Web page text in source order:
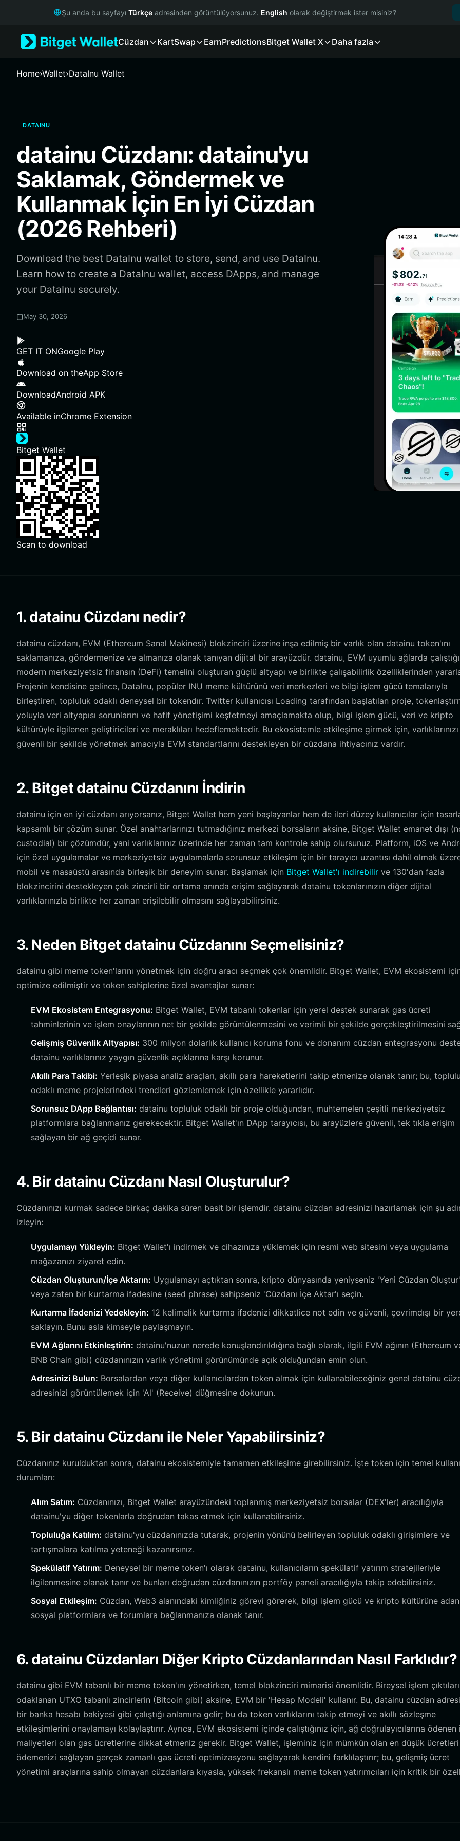
Русский
Italiano
繁體中文
Bahasa Indonesia
ภาษาไทย
Español
Português (Brasil)
Español (Argentina)
Şu anda bu sayfayı Türkçe adresinden görüntülüyorsunuz. English olarak değiştirmek ister misiniz?
Cüzdan KartSwap EarnPredictionsBitget Wallet X Daha fazla
Home›Wallet›DataInu Wallet
DATAINU
datainu Cüzdanı: datainu'yu
Saklamak, Göndermek ve
Kullanmak İçin En İyi Cüzdan
(2026 Rehberi)
Download the best DataInu wallet to store, send, and use DataInu.
Learn how to create a DataInu wallet, access DApps, and manage
your DataInu securely.
May 30, 2026
GET IT ONGoogle Play
Download on theApp Store
DownloadAndroid APK
Available inChrome Extension
Bitget Wallet
Scan to download
1. datainu Cüzdanı nedir?
datainu cüzdanı, EVM (Ethereum Sanal Makinesi) blokzinciri üzerine inşa edilmiş bir varlık olan datainu token'ını
saklamanıza, göndermenize ve almanıza olanak tanıyan dijital bir arayüzdür. datainu, EVM uyumlu ağlarda
modern merkeziyetsiz finansın (DeFi) temelini oluşturan güçlü altyapı ve birlikte çalışabilirlik özelliklerinden
Projenin kendisine gelince, DataInu, popüler INU meme kültürünü veri merkezleri ve bilgi işlem gücü temalarıyla
birleştiren, topluluk odaklı deneysel bir tokendır. Twitter kullanıcısı Loading tarafından başlatılan proje,
yoluyla veri altyapısı sorunlarını ve hafif yönetişimi keşfetmeyi amaçlamakta olup, bilgi işlem gücü, veri ve kripto
kültürüyle ilgilenen geliştiricileri ve meraklıları hedeflemektedir. Bu ekosistemle etkileşime girmek için, varlıklarınızı
güvenli bir şekilde yönetmek amacıyla EVM standartlarını destekleyen bir cüzdana ihtiyacınız vardır.
2. Bitget datainu Cüzdanını İndirin
datainu için en iyi cüzdanı arıyorsanız, Bitget Wallet hem yeni başlayanlar hem de ileri düzey kullanıcılar için
kapsamlı bir çözüm sunar. Özel anahtarlarınızı tutmadığınız merkezi borsaların aksine, Bitget Wallet emanet dışı
custodial) bir çözümdür, yani varlıklarınız üzerinde her zaman tam kontrole sahip olursunuz. Platform, iOS ve
için özel uygulamalar ve merkeziyetsiz uygulamalarla sorunsuz etkileşim için bir tarayıcı uzantısı dahil olmak
mobil ve masaüstü arasında birleşik bir deneyim sunar. Başlamak için Bitget Wallet'ı indirebilir ve 130'dan fazla
blokzincirini destekleyen çok zincirli bir ortama anında erişim sağlayarak datainu tokenlarınızın diğer dijital
varlıklarınızla birlikte her zaman erişilebilir olmasını sağlayabilirsiniz.
3. Neden Bitget datainu Cüzdanını Seçmelisiniz?
datainu gibi meme token'larını yönetmek için doğru aracı seçmek çok önemlidir. Bitget Wallet, EVM ekosistemi
optimize edilmiştir ve token sahiplerine özel avantajlar sunar:
EVM Ekosistem Entegrasyonu: Bitget Wallet, EVM tabanlı tokenlar için yerel destek sunarak gas ücreti
tahminlerinin ve işlem onaylarının net bir şekilde görüntülenmesini ve verimli bir şekilde gerçekleştirilmesini
Gelişmiş Güvenlik Altyapısı: 300 milyon dolarlık kullanıcı koruma fonu ve donanım cüzdan entegrasyonu
datainu varlıklarınız yaygın güvenlik açıklarına karşı korunur.
Akıllı Para Takibi: Yerleşik piyasa analiz araçları, akıllı para hareketlerini takip etmenize olanak tanır; bu,
odaklı meme projelerindeki trendleri gözlemlemek için özellikle yararlıdır.
Sorunsuz DApp Bağlantısı: datainu topluluk odaklı bir proje olduğundan, muhtemelen çeşitli merkeziyetsiz
platformlara bağlanmanız gerekecektir. Bitget Wallet'ın DApp tarayıcısı, bu arayüzlere güvenli, tek tıkla erişim
sağlayan bir ağ geçidi sunar.
4. Bir datainu Cüzdanı Nasıl Oluşturulur?
Cüzdanınızı kurmak sadece birkaç dakika süren basit bir işlemdir. datainu cüzdan adresinizi hazırlamak için şu
izleyin:
Uygulamayı Yükleyin: Bitget Wallet'ı indirmek ve cihazınıza yüklemek için resmi web sitesini veya uygulama
mağazanızı ziyaret edin.
Cüzdan Oluşturun/İçe Aktarın: Uygulamayı açtıktan sonra, kripto dünyasında yeniyseniz 'Yeni Cüzdan
veya zaten bir kurtarma ifadesine (seed phrase) sahipseniz 'Cüzdanı İçe Aktar'ı seçin.
Kurtarma İfadenizi Yedekleyin: 12 kelimelik kurtarma ifadenizi dikkatlice not edin ve güvenli, çevrimdışı bir
saklayın. Bunu asla kimseyle paylaşmayın.
EVM Ağlarını Etkinleştirin: datainu'nuzun nerede konuşlandırıldığına bağlı olarak, ilgili EVM ağının (Ethereum
BNB Chain gibi) cüzdanınızın varlık yönetimi görünümünde açık olduğundan emin olun.
Adresinizi Bulun: Borsalardan veya diğer kullanıcılardan token almak için kullanabileceğiniz genel datainu
adresinizi görüntülemek için 'Al' (Receive) düğmesine dokunun.
5. Bir datainu Cüzdanı ile Neler Yapabilirsiniz?
Cüzdanınız kurulduktan sonra, datainu ekosistemiyle tamamen etkileşime girebilirsiniz. İşte token için temel
durumları:
Alım Satım: Cüzdanınızı, Bitget Wallet arayüzündeki toplanmış merkeziyetsiz borsalar (DEX'ler) aracılığıyla
datainu'yu diğer tokenlarla doğrudan takas etmek için kullanabilirsiniz.
Topluluğa Katılım: datainu'yu cüzdanınızda tutarak, projenin yönünü belirleyen topluluk odaklı girişimlere ve
tartışmalara katılma yeteneği kazanırsınız.
Spekülatif Yatırım: Deneysel bir meme token'ı olarak datainu, kullanıcıların spekülatif yatırım stratejileriyle
ilgilenmesine olanak tanır ve bunları doğrudan cüzdanınızın portföy paneli aracılığıyla takip edebilirsiniz.
Sosyal Etkileşim: Cüzdan, Web3 alanındaki kimliğiniz görevi görerek, bilgi işlem gücü ve kripto kültürüne
sosyal platformlara ve forumlara bağlanmanıza olanak tanır.
6. datainu Cüzdanları Diğer Kripto Cüzdanlarından Nasıl Farklıdır?
datainu gibi EVM tabanlı bir meme token'ını yönetirken, temel blokzinciri mimarisi önemlidir. Bireysel işlem
odaklanan UTXO tabanlı zincirlerin (Bitcoin gibi) aksine, EVM bir 'Hesap Modeli' kullanır. Bu, datainu cüzdan
bir banka hesabı bakiyesi gibi çalıştığı anlamına gelir; bu da token varlıklarını takip etmeyi ve akıllı sözleşme
etkileşimlerini onaylamayı kolaylaştırır. Ayrıca, EVM ekosistemi içinde çalıştığınız için, ağ doğrulayıcılarına ödenen
maliyetleri olan gas ücretlerine dikkat etmeniz gerekir. Bitget Wallet, işleminiz için mümkün olan en düşük ücretleri
ödemenizi sağlayan gerçek zamanlı gas ücreti optimizasyonu sağlayarak kendini farklılaştırır; bu, gelişmiş ücret
yönetimi araçlarına sahip olmayan cüzdanlara kıyasla, yüksek frekanslı meme token yatırımcıları için kritik bir